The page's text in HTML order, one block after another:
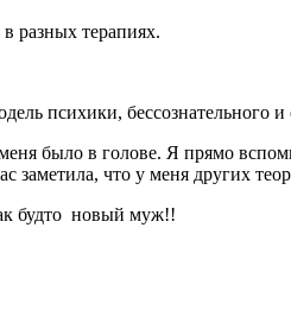
разных терапиях.
психики, бессознательного и
было в голове. Я прямо
заметила, что у меня других
будто новый муж!!